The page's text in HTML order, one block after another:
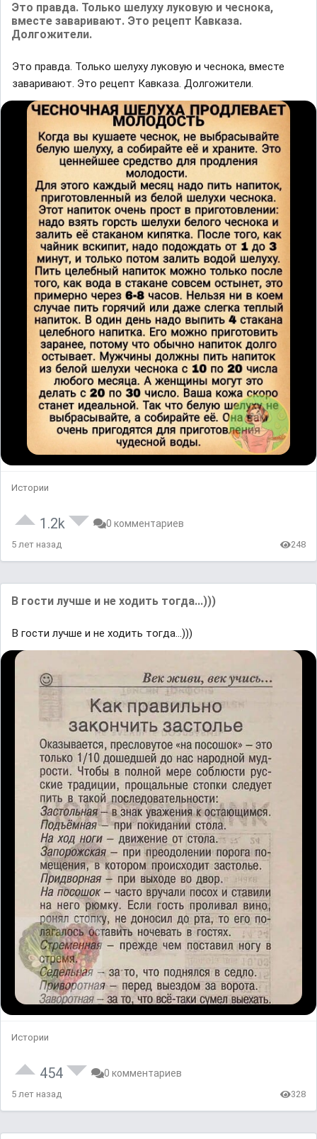
Это правда. Только шелуху луковую и чеснока,
вместе заваривают. Это рецепт Кавказа.
Долгожители.
Это правда. Только шелуху луковую и чеснока, вместе
заваривают. Это рецепт Кавказа. Долгожители.
Истории
1.2k 0 комментариев
5 лет назад 248
В гости лучше и не ходить тогда...)))
В гости лучше и не ходить тогда...)))
Истории
454 0 комментариев
5 лет назад 328